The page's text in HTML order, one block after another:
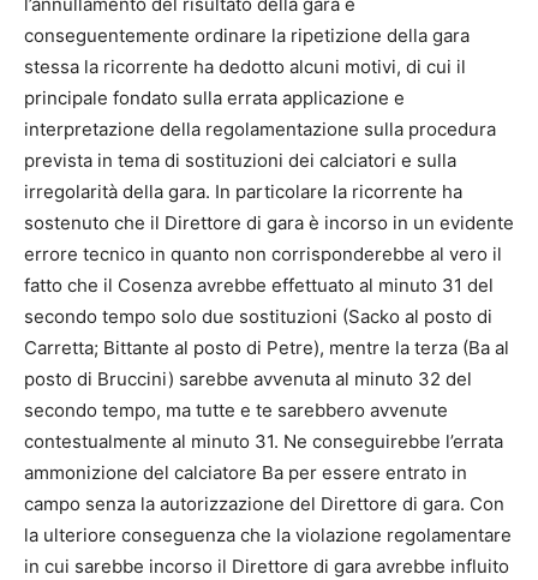
conseguentemente ordinare la ripetizione della gara
stessa la ricorrente ha dedotto alcuni motivi, di cui il
principale fondato sulla errata applicazione e
interpretazione della regolamentazione sulla procedura
prevista in tema di sostituzioni dei calciatori e sulla
irregolarità della gara. In particolare la ricorrente ha
sostenuto che il Direttore di gara è incorso in un evidente
errore tecnico in quanto non corrisponderebbe al vero il
fatto che il Cosenza avrebbe effettuato al minuto 31 del
secondo tempo solo due sostituzioni (Sacko al posto di
Carretta; Bittante al posto di Petre), mentre la terza (Ba al
posto di Bruccini) sarebbe avvenuta al minuto 32 del
secondo tempo, ma tutte e te sarebbero avvenute
contestualmente al minuto 31. Ne conseguirebbe l’errata
ammonizione del calciatore Ba per essere entrato in
campo senza la autorizzazione del Direttore di gara. Con
la ulteriore conseguenza che la violazione regolamentare
in cui sarebbe incorso il Direttore di gara avrebbe influito